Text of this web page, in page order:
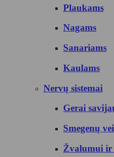
Plaukams
Nagams
Sanariams
Kaulams
Nervų sistemai
Gerai
Smegenų
Žvalumui ir